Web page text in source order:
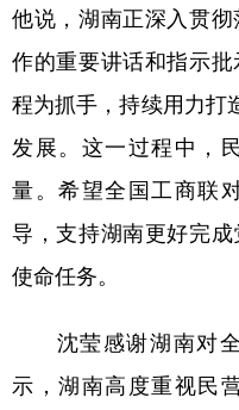
他说，湖南正深入贯
作的重要讲话和指示
程为抓手，持续用力打
发展。这一过程中，
量。希望全国工商联
导，支持湖南更好完
使命任务。
沈莹感谢湖南对全
示，湖南高度重视民